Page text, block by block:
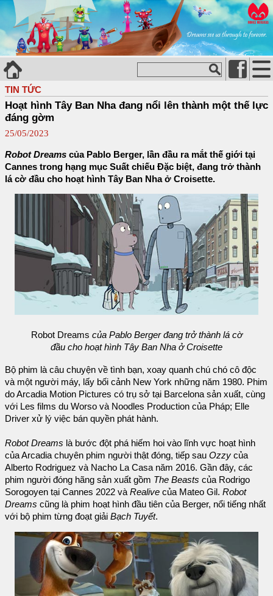
TIN TỨC
Hoạt hình Tây Ban Nha đang nổi lên thành một thế lực
đáng gờm
25/05/2023
Robot Dreams của Pablo Berger, lần đầu ra mắt thế giới tại
Cannes trong hạng mục Suất chiếu Đặc biệt, đang trở thành
lá cờ đầu cho hoạt hình Tây Ban Nha ở Croisette.
Robot Dreams của Pablo Berger đang trở thành lá cờ
đầu cho hoạt hình Tây Ban Nha ở Croisette
Bộ phim là câu chuyện về tình bạn, xoay quanh chú chó cô độc
và một người máy, lấy bối cảnh New York những năm 1980. Phim
do Arcadia Motion Pictures có trụ sở tại Barcelona sản xuất, cùng ​​
với Les films du Worso và Noodles Production của Pháp; Elle
Driver xử lý việc bán quyền phát hành.
Robot Dreams là bước đột phá hiếm hoi vào lĩnh vực hoạt hình
của Arcadia chuyên phim người thật đóng, tiếp sau Ozzy của
Alberto Rodriguez và Nacho La Casa năm 2016. Gần đây, các
phim người đóng hãng sản xuất gồm The Beasts của Rodrigo
Sorogoyen tại Cannes 2022 vàRealive của Mateo Gil. Robot
Dreams cũng là phim hoạt hình đầu tiên của Berger, nổi tiếng nhất
với bộ phim từng đoạt giải Bạch Tuyết.